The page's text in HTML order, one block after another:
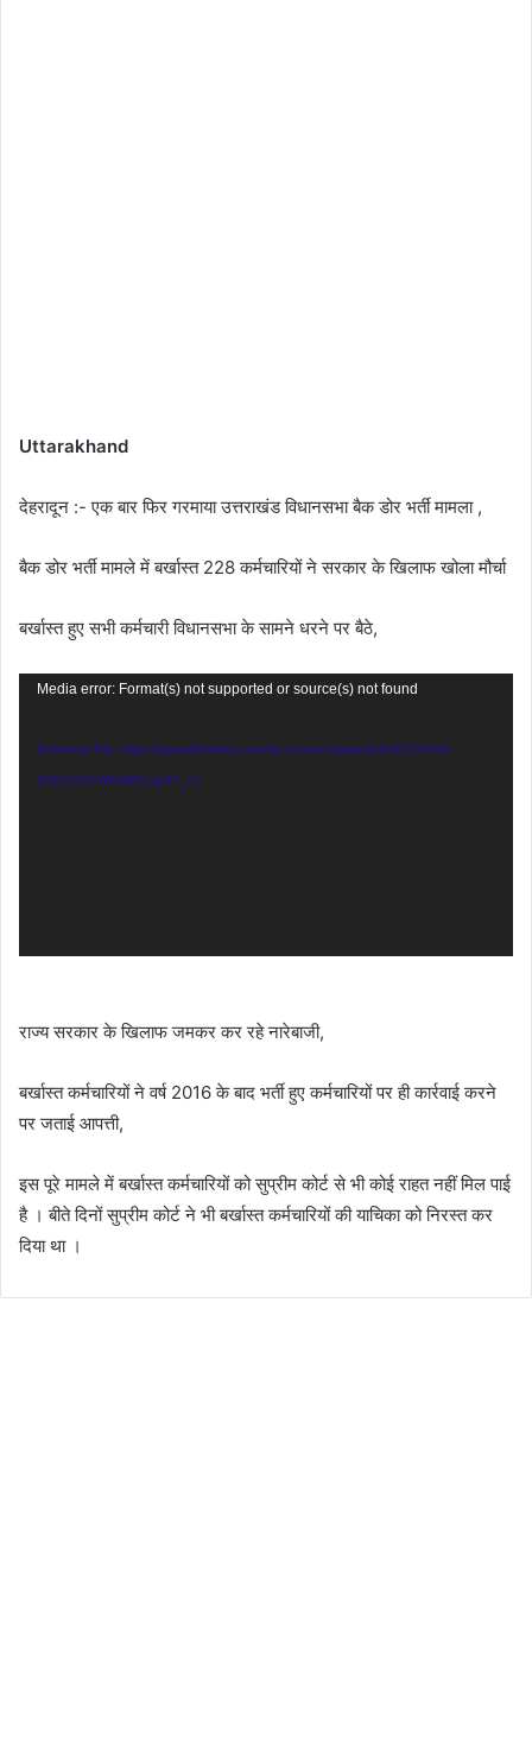
Uttarakhand
देहरादून :- एक बार फिर गरमाया उत्तराखंड विधानसभा बैक डोर भर्ती मामला ,
बैक डोर भर्ती मामले में बर्खास्त 228 कर्मचारियों ने सरकार के खिलाफ खोला मौर्चा
बर्खास्त हुए सभी कर्मचारी विधानसभा के सामने धरने पर बैठे,
Video
Media error: Format(s) not supported or source(s) not found
Download File: https://janpakshtimes.com/wp-content/uploads/2022/12/VID-
20221219-WA0005.mp4?_=1
राज्य सरकार के खिलाफ जमकर कर रहे नारेबाजी,
बर्खास्त कर्मचारियों ने वर्ष 2016 के बाद भर्ती हुए कर्मचारियों पर ही कार्रवाई करने
पर जताई आपत्ती,
इस पूरे मामले में बर्खास्त कर्मचारियों को सुप्रीम कोर्ट से भी कोई राहत नहीं मिल पाई
है । बीते दिनों सुप्रीम कोर्ट ने भी बर्खास्त कर्मचारियों की याचिका को निरस्त कर
दिया था ।